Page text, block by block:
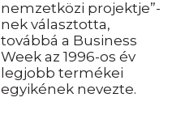
nemzetközi projektje”-
nek választotta,
továbbá a Business
Week az 1996-os év
legjobb termékei
egyikének nevezte.